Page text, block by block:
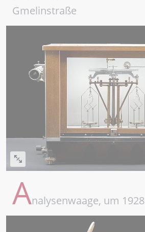
Gmelinstraße
Analysenwaage, um 1928